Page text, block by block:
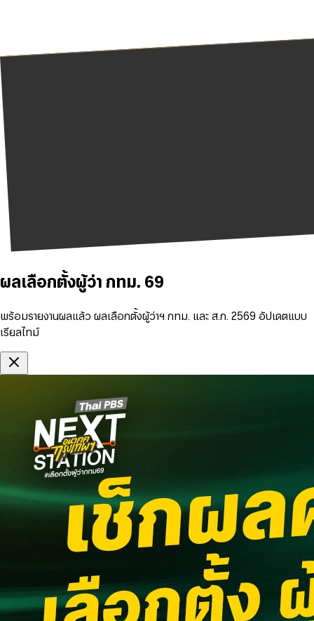
ผลเลือกตั้งผู้ว่า กทม. 69
พร้อมรายงานผลแล้ว ผลเลือกตั้งผู้ว่าฯ กทม. และ ส.ก. 2569 อัปเดตแบบ
เรียลไทม์